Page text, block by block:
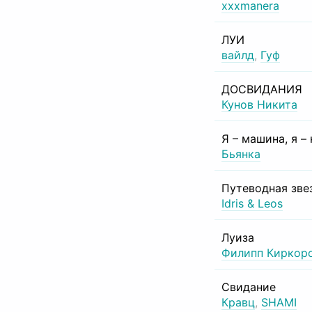
xxxmanera
ЛУИ
вайлд, Гуф
ДОСВИДАНИЯ
Кунов Никита
Я – машина, я –
Бьянка
Путеводная
Idris & Leos
Луиза
Филипп
Свидание
Кравц, SHAMI